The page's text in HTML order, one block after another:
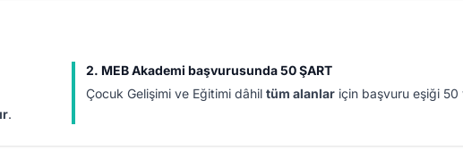
.
2. MEB Akademi başvurusunda 50 ŞART
Çocuk Gelişimi ve Eğitimi dâhil tüm alanlar için başvuru eşiği 50